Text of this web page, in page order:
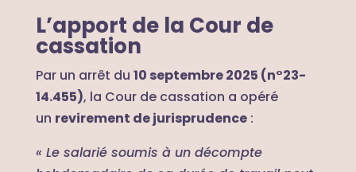
L’apport de la Cour de
cassation
Par un arrêt du 10 septembre 2025 (n°23-
14.455), la Cour de cassation a opéré
un revirement de jurisprudence:
« Le salarié soumis à un décompte